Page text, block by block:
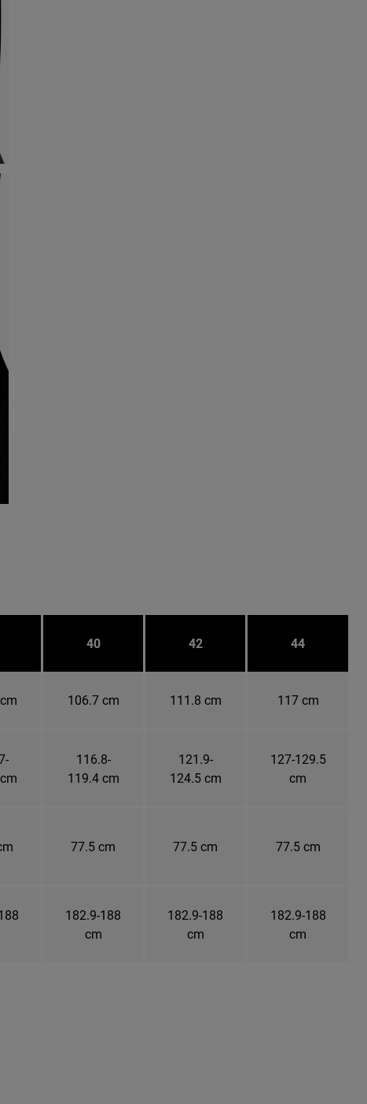
40 42 44
106.7 cm 111.8 cm 117 cm
116.8-
119.4 cm
121.9-
124.5 cm
127-129.5
cm
77.5 cm 77.5 cm 77.5 cm
182.9-188
cm
182.9-188
cm
182.9-188
cm